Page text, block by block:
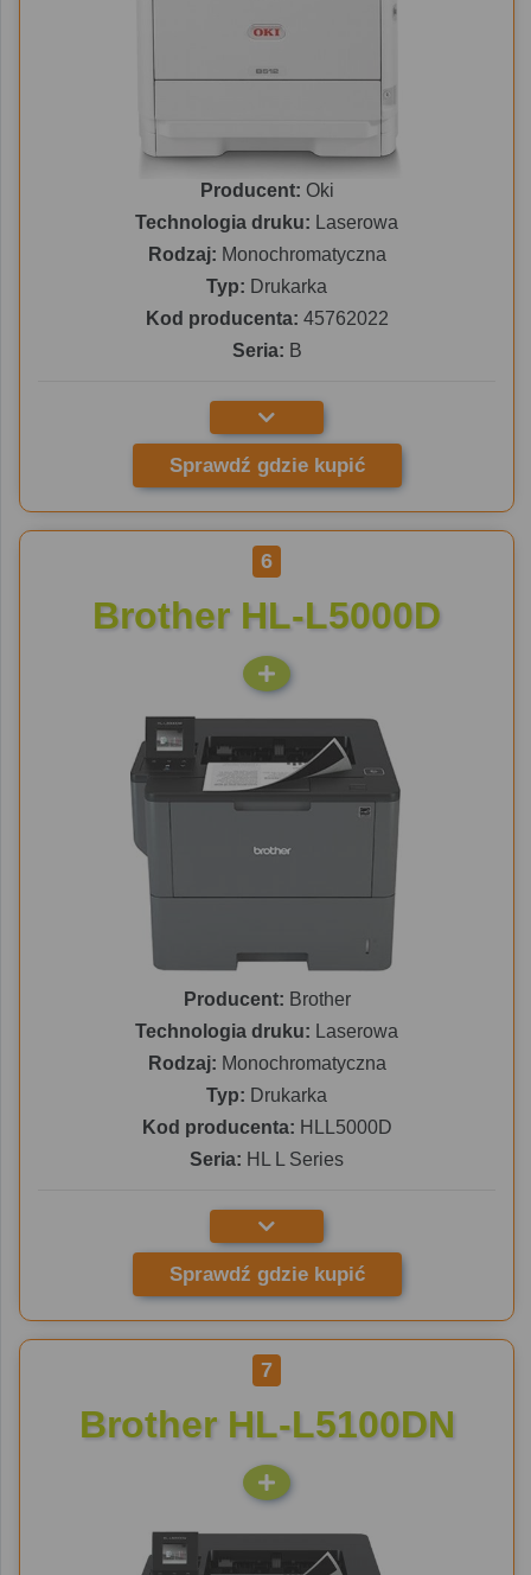
Producent: Oki
Technologia druku: Laserowa
Rodzaj: Monochromatyczna
Typ: Drukarka
Kod producenta: 45762022
Seria: B
Sprawdź gdzie kupić
6
Brother HL-L5000D
Producent: Brother
Technologia druku: Laserowa
Rodzaj: Monochromatyczna
Typ: Drukarka
Kod producenta: HLL5000D
Seria: HL L Series
Sprawdź gdzie kupić
7
Brother HL-L5100DN